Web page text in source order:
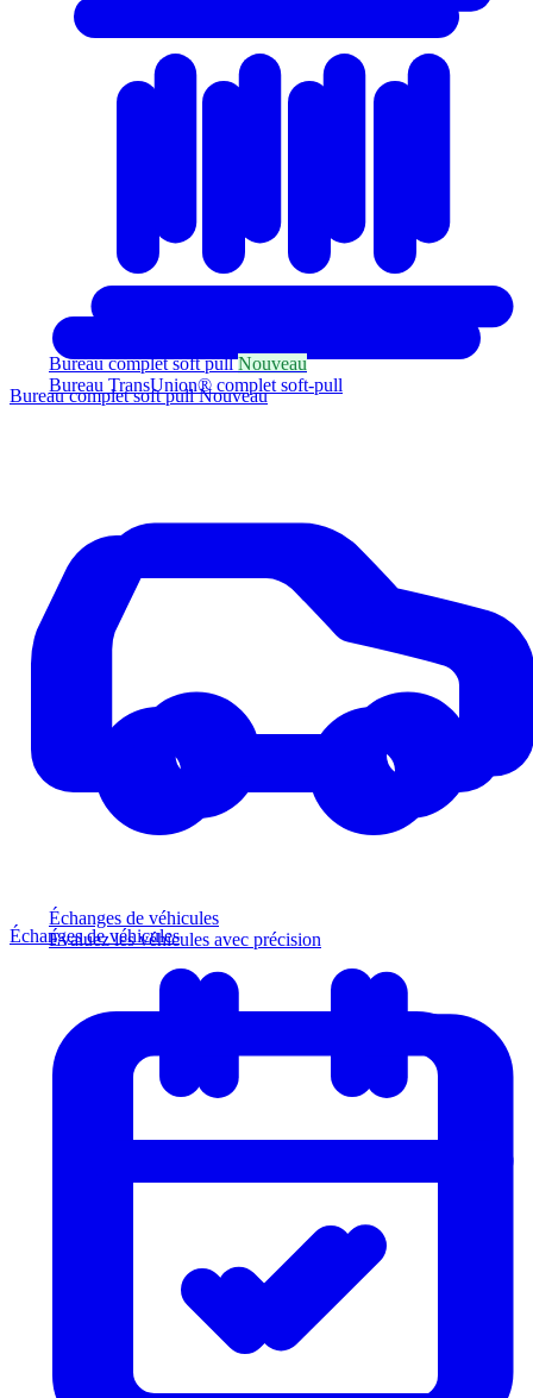
Bureau complet soft pullNouveau
Bureau TransUnion® complet soft-pull
Échanges de véhicules
Évaluez les véhicules avec précision
Bureau complet soft pullNouveau
Échanges de véhicules